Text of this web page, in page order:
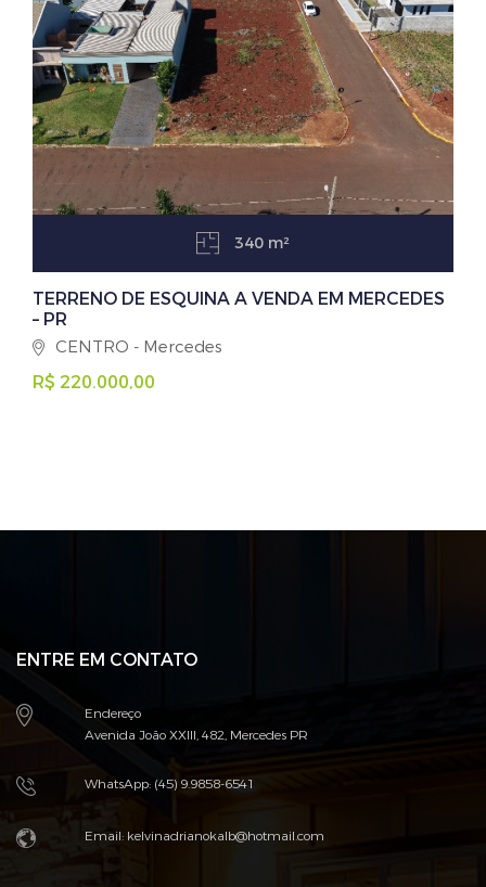
340 m²
TERRENO DE ESQUINA A VENDA EM MERCEDES
– PR
CENTRO - Mercedes
R$ 220.000,00
ENTRE EM CONTATO
Endereço
Avenida João XXIII, 482, Mercedes PR
WhatsApp: (45) 9.9858-6541
Email: kelvinadrianokalb@hotmail.com